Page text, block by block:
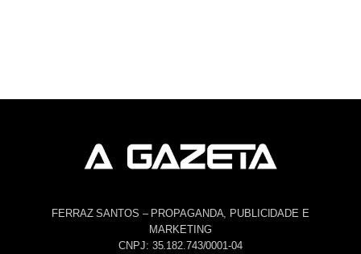
FERRAZ SANTOS – PROPAGANDA, PUBLICIDADE E
MARKETING
CNPJ: 35.182.743/0001-04